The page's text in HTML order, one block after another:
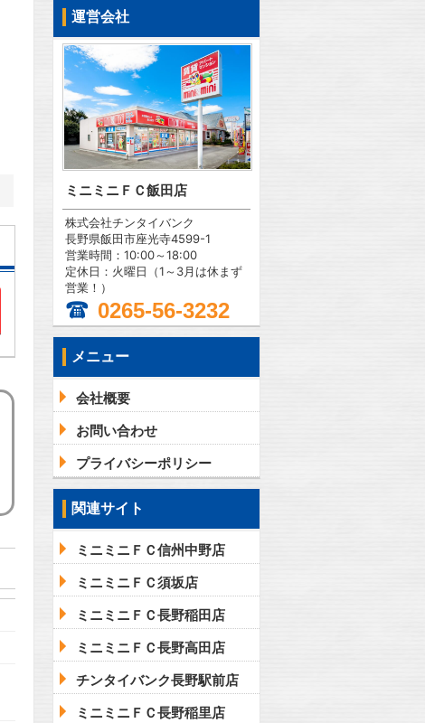
運営会社
ミニミニＦＣ飯田店
株式会社チンタイバンク
長野県飯田市座光寺4599-1
営業時間：10:00～18:00
定休日：火曜日（1～3月は休まず
営業！）
0265-56-3232
メニュー
会社概要
お問い合わせ
プライバシーポリシー
関連サイト
ミニミニＦＣ信州中野店
ミニミニＦＣ須坂店
ミニミニＦＣ長野稲田店
ミニミニＦＣ長野高田店
チンタイバンク長野駅前店
ミニミニＦＣ長野稲里店